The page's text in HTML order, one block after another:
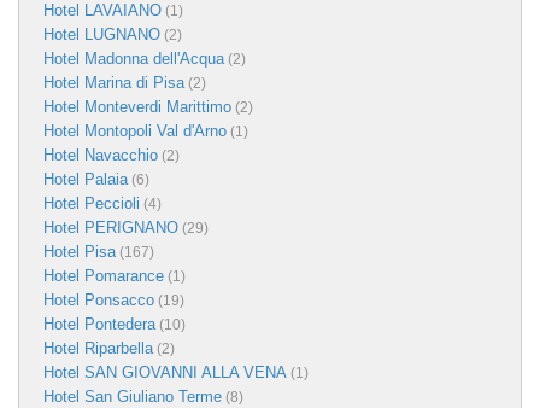
Hotel LAVAIANO (1)
Hotel LUGNANO (2)
Hotel Madonna dell'Acqua(2)
Hotel Marina di Pisa(2)
Hotel Monteverdi Marittimo (2)
Hotel Montopoli Val d'Arno (1)
Hotel Navacchio (2)
Hotel Palaia(6)
Hotel Peccioli (4)
Hotel PERIGNANO (29)
Hotel Pisa(167)
Hotel Pomarance (1)
Hotel Ponsacco (19)
Hotel Pontedera(10)
Hotel Riparbella(2)
Hotel SAN GIOVANNI ALLA VENA (1)
Hotel San Giuliano Terme (8)